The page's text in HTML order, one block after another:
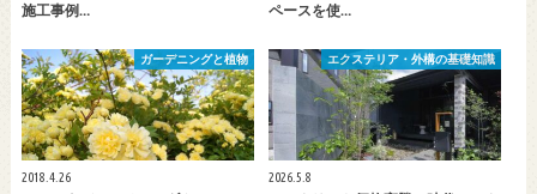
施工事例…
ペースを使…
ガーデニングと植物
2018.4.26
エクステリア・外構の基礎知識
2026.5.8